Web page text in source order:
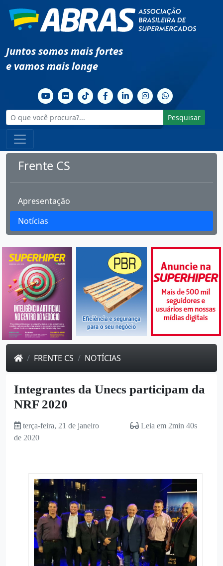
Juntos somos mais fortes
e vamos mais longe
Pesquisar
Frente CS
Apresentação
Notícias
FRENTE CS NOTÍCIAS
Integrantes da Unecs participam da
NRF 2020
terça-feira, 21 de janeiro
de 2020
Leia em 2min 40s